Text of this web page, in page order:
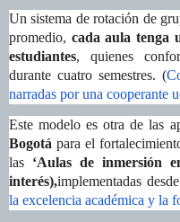
Un sistema de rotación de
promedio, cada aula tenga
estudiantes, quienes
durante cuatro semestres. (
narradas por una cooperante
Este modelo es otra de las
Bogotá para el
las ‘Aulas de inmersión
interés),implementadas
la excelencia académica y la